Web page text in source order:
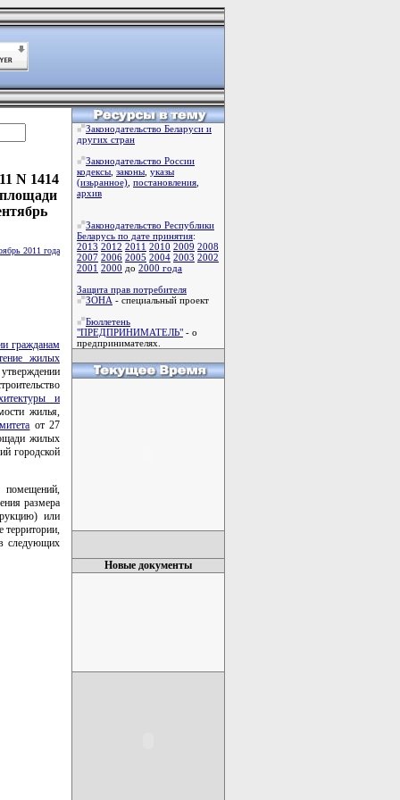
N 1414
площади
2011 года
гражданам
жилых
и
жилья,
от 27
жилых
городской
помещений,
размера
или
следующих
Законодательство Беларуси и
других стран
Законодательство России
кодексы законы указы
(изьранное) постановления
архив
Законодательство Республики
Беларусь по дате принятия:
2013 2012 2011 2010 2009 2008
2007 2006 2005 2004 2003 2002
2001 2000 до 2000 года
Защита прав потребителя
ЗОНА - специальный проект
Бюллетень
"ПРЕДПРИНИМАТЕЛЬ" - о
предпринимателях.
Новые документы